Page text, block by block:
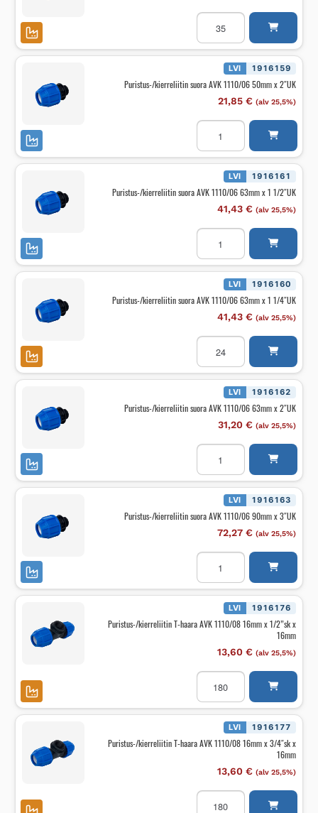
Puristus-/kierreliitin
suora
AVK
1110/06
50mm
1/4"UK
määrä
LVI 1916159
Puristus-/kierreliitin suora AVK 1110/06 50mm x 2″UK
21,85 € (alv 25,5%)
Puristus-/kierreliitin
suora
1110/06
50mm
määrä
LVI 1916161
Puristus-/kierreliitin suora AVK 1110/06 63mm x 1 1/2″UK
41,43 € (alv 25,5%)
Puristus-/kierreliitin
suora
1110/06
63mm
1/2"UK
määrä
LVI 1916160
Puristus-/kierreliitin suora AVK 1110/06 63mm x 1 1/4″UK
41,43 € (alv 25,5%)
Puristus-/kierreliitin
suora
1110/06
63mm
1/4"UK
määrä
LVI 1916162
Puristus-/kierreliitin suora AVK 1110/06 63mm x 2″UK
31,20 € (alv 25,5%)
Puristus-/kierreliitin
suora
1110/06
63mm
määrä
LVI 1916163
Puristus-/kierreliitin suora AVK 1110/06 90mm x 3″UK
72,27 € (alv 25,5%)
Puristus-/kierreliitin
suora
1110/06
90mm
määrä
LVI 1916176
Puristus-/kierreliitin T-haara AVK 1110/08 16mm x 1/2”sk x
16mm
13,60 € (alv 25,5%)
Puristus-/kierreliitin
haara
AVK
1110/08
16mm
1/2''sk
määrä
LVI 1916177
Puristus-/kierreliitin T-haara AVK 1110/08 16mm x 3/4″sk x
16mm
13,60 € (alv 25,5%)
Puristus-/kierreliitin